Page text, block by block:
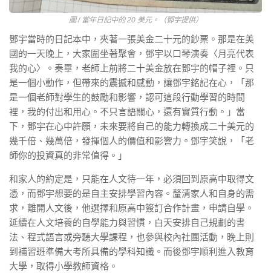
圖 / 當年日記中的 20 美元。（鄧宇提供）
鄧宇當時的日記本中，夾著一張美金二十元的鈔票。那是在美
國的一天晚上，大家圍坐著聚會，鄧宇以口琴演奏〈月亮代表
我的心〉。奏畢，老師上前將二十美金放在鄧宇的帽子裡。只
是一個小動作，但帶來的震撼和感動，讓鄧宇銘記在心，「那
是一個老師對學生的鼓勵和影響，認可這段行動學習的時間
裡，我的付出和用心。不只言語關心，還有實質行動。」當
下，鄧宇在心中許願，未來要將自己的能力轉換成二十美元的
幾千倍、幾萬倍，發揮個人的價值和影響力。鄧宇笑說，「老
師你的投資真的非常值得。」
和家人的約定是，只能在人文待一年，必須回到原高中取得文
憑，而鄧宇想要的是自主安排學習內容。釐清家人和自身的需
求，離開人文後，他選擇和原高中簽訂合作計畫，申請自學。
延續在人文培養的自學能力與習慣，白天安排自己規劃的書
法、程式語言或旁聽大學課程，也參與校內社團活動，晚上則
到補習班準備大考所具備的學科知識。而後鄧宇順利進入教育
大學，取得小學教師資格。